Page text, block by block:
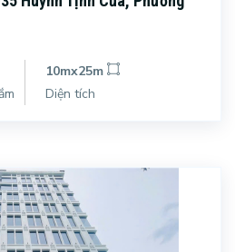
10mx25m
Diện tích